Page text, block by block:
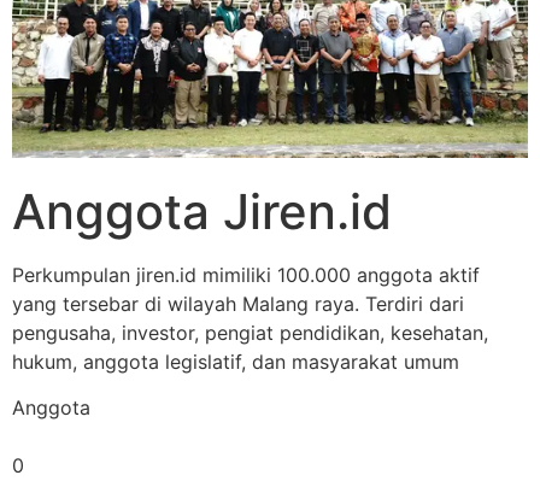
Anggota Jiren.id
Perkumpulan jiren.id mimiliki 100.000 anggota aktif
yang tersebar di wilayah Malang raya. Terdiri dari
pengusaha, investor, pengiat pendidikan, kesehatan,
hukum, anggota legislatif, dan masyarakat umum
Anggota
0